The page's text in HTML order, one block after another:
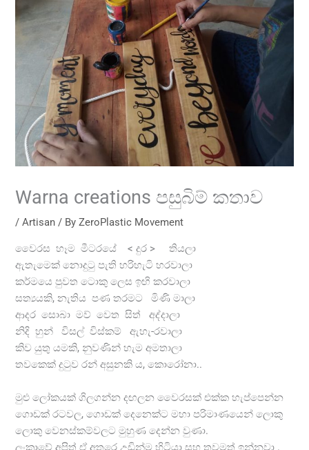
Warna creations පසුබිම් කතාව
/Artisan / ByZeroPlastic Movement
වෛරස හෑම මීටරයේ < දුර > තියලා
ඇතැමෙක් නොදුටු පැති හරිහැටි හරවාලා
කර්මයෙ පුවත ටොකු ලෙස ඉඟි කරවාලා
සත්‍යයකි, නැතිය පණ තරමට මිණි මාලා
ආදර සොබා මව් වෙත සිත් අද්දාලා
නිදි හුන් විසල් විස්කම් ඇහැ-රවාලා
කිව යුතු යමකි, නුවණින් හැම අමතාලා
තවකෙක් දුටුව රන් අසුනකි ය, කොරෝනා..
මුළු ලෝකයක් ගිලගන්න දඟලන වෛරසක් එක්ක හැප්පෙන්න
ගොඩක් රටවල, ගොඩක් දෙනෙක්ට මහා පරිමාණයෙන් ලොකු
ලොකු වෙනස්කම්වලට මුහුණ දෙන්න වුණා.
ලංකාවේ අපිත් ඒ අතරෙ උඩින්ම හිටියා සහ තවමත් ඉන්නවා .